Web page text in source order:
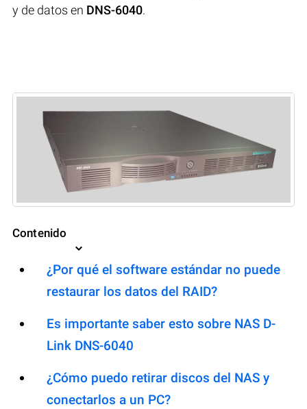
y de datos en DNS-6040.
Contenido
¿Por qué el software estándar no puede
restaurar los datos del RAID?
Es importante saber esto sobre NAS D-
Link DNS-6040
¿Cómo puedo retirar discos del NAS y
conectarlos a un PC?